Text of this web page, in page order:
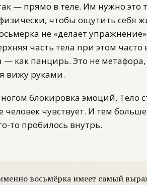
— прямо в теле. Им нужно это
физически, чтобы ощутить
не «делает
часть тела при этом
как панцирь. Это не метафора,
вижу руками.
блокировка эмоций. Тело
чувствует. И тем
то пробилось внутрь.
восьмёрка имеет самый